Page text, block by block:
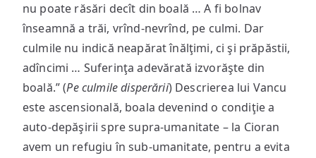
nu poate răsări decît din boală … A fi bolnav
înseamnă a trăi, vrînd-nevrînd, pe culmi. Dar
culmile nu indică neapărat înălţimi, ci şi prăpăstii,
adîncimi … Suferinţa adevărată izvorăşte din
boală.” (Pe culmile disperării) Descrierea lui Vancu
este ascensională, boala devenind o condiţie a
auto-depăşirii spre supra-umanitate – la Cioran
avem un refugiu în sub-umanitate, pentru a evita